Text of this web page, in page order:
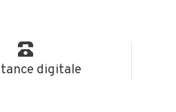
digitale